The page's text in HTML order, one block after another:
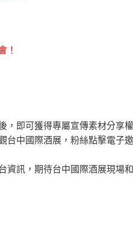
！
，即可獲得專屬宣傳素材分享
台中國際酒展，粉絲點擊電子
訊，期待台中國際酒展現場